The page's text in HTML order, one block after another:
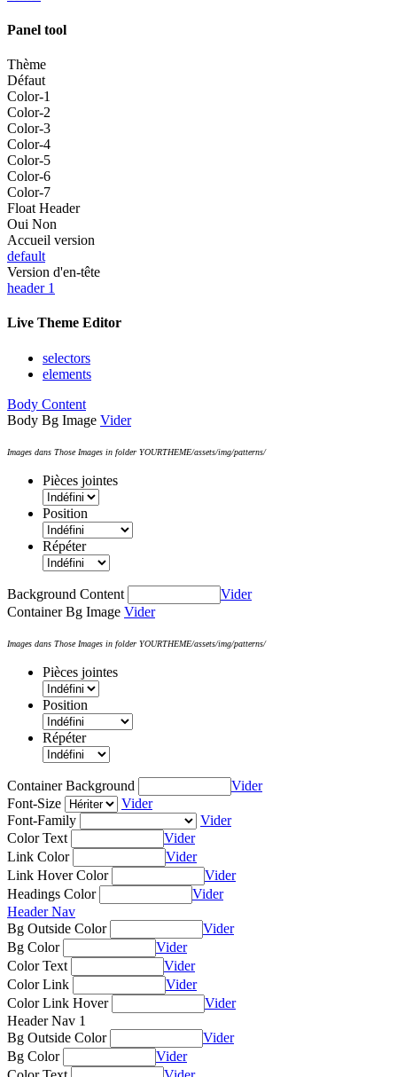
Panel tool
Thème
Défaut
Color-1
Color-2
Color-3
Color-4
Color-5
Color-6
Color-7
Float Header
Oui Non
Accueil version
default
Version d'en-tête
header 1
Live Theme Editor
selectors
elements
Body Content
Body Bg Image Vider
Images dans Those Images in folder YOURTHEME/assets/img/patterns/
Pièces jointes
Position
Répéter
Background Content
Vider
Container Bg Image Vider
Images dans Those Images in folder YOURTHEME/assets/img/patterns/
Pièces jointes
Position
Répéter
Container Background
Vider
Font-Size
Vider
Font-Family
Vider
Color Text
Vider
Link Color
Vider
Link Hover Color
Vider
Headings Color
Vider
Header Nav
Bg Outside Color
Vider
Bg Color
Vider
Color Text
Vider
Color Link
Vider
Color Link Hover
Vider
Header Nav 1
Bg Outside Color
Vider
Bg Color
Vider